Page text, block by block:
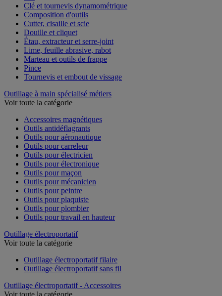
Clé et tournevis dynamométrique
Composition d'outils
Cutter, cisaille et scie
Douille et cliquet
Étau, extracteur et serre-joint
Lime, feuille abrasive, rabot
Marteau et outils de frappe
Pince
Tournevis et embout de vissage
Outillage à main spécialisé métiers
Voir toute la catégorie
Accessoires magnétiques
Outils antidéflagrants
Outils pour aéronautique
Outils pour carreleur
Outils pour électricien
Outils pour électronique
Outils pour maçon
Outils pour mécanicien
Outils pour peintre
Outils pour plaquiste
Outils pour plombier
Outils pour travail en hauteur
Outillage électroportatif
Voir toute la catégorie
Outillage électroportatif filaire
Outillage électroportatif sans fil
Outillage électroportatif - Accessoires
Voir toute la catégorie